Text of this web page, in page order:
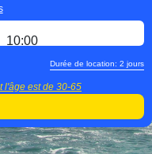
l'âge est de 30-65
Durée de location: 2 jours